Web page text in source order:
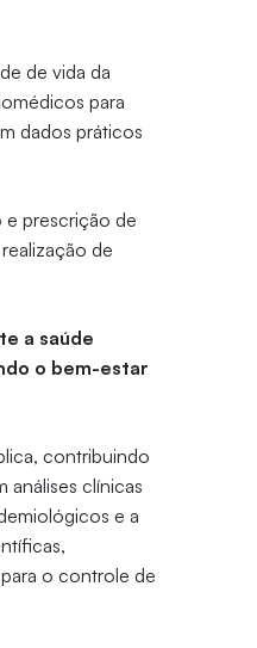
de vida da
para
dados práticos
e prescrição de
de
a saúde
o bem-estar
contribuindo
análises clínicas
e a
o controle de